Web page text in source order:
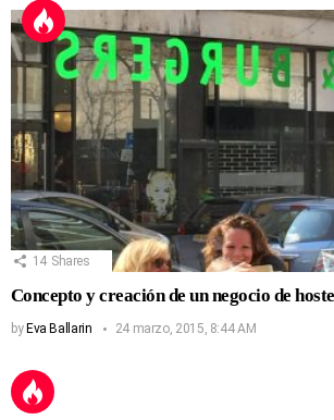
14 Shares
Concepto y creación de un negocio de
by Eva Ballarin 24 marzo, 2015, 8:44 AM